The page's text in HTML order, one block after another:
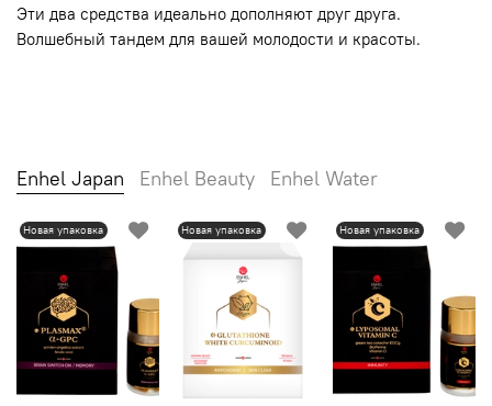
Эти два средства идеально дополняют друг друга.
Волшебный тандем для вашей молодости и красоты.
Enhel Japan Enhel Beauty Enhel Water
Новая упаковка Новая упаковка Новая упаковка